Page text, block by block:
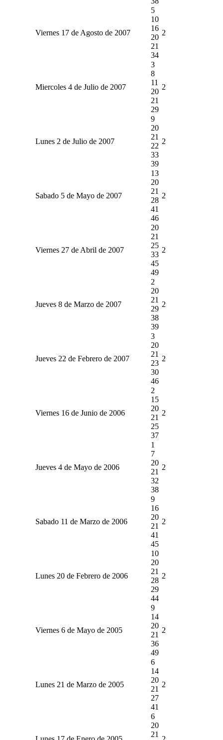
Viernes 17 de Agosto de 2007
5
10
16
20
21
34
2
Miercoles 4 de Julio de 2007
3
8
11
20
21
29
2
Lunes 2 de Julio de 2007
9
20
21
22
33
39
2
Sabado 5 de Mayo de 2007
13
20
21
28
41
46
2
Viernes 27 de Abril de 2007
20
21
25
33
45
49
2
Jueves 8 de Marzo de 2007
2
20
21
29
38
39
2
Jueves 22 de Febrero de 2007
3
20
21
23
30
46
2
Viernes 16 de Junio de 2006
2
15
20
21
25
37
2
Jueves 4 de Mayo de 2006
1
7
20
21
32
38
2
Sabado 11 de Marzo de 2006
9
16
20
21
41
45
2
Lunes 20 de Febrero de 2006
10
20
21
28
29
44
2
Viernes 6 de Mayo de 2005
9
14
20
21
36
49
2
Lunes 21 de Marzo de 2005
6
14
20
21
27
41
2
6
20
21